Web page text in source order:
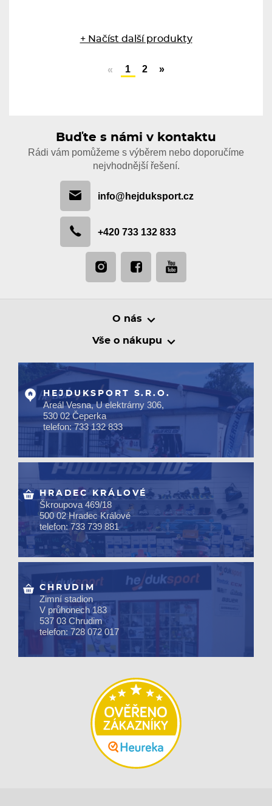
+ Načíst další produkty
« 1 2 »
Buďte s námi v kontaktu
Rádi vám pomůžeme s výběrem nebo doporučíme
nejvhodnější řešení.
info@hejduksport.cz
+420 733 132 833
O nás
Vše o nákupu
HEJDUKSPORT S.R.O.
Areál Vesna, U elektrárny 306,
530 02 Čeperka
telefon: 733 132 833
HRADEC KRÁLOVÉ
Škroupova 469/18
500 02 Hradec Králové
telefon: 733 739 881
CHRUDIM
Zimní stadion
V průhonech 183
537 03 Chrudim
telefon: 728 072 017